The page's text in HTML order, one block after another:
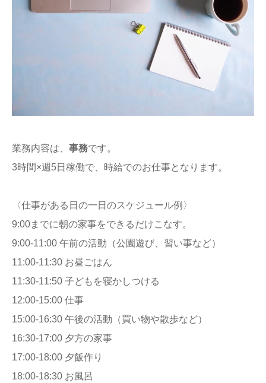
業務内容は、 事務です。
3時間×週5日稼働で、時給でのお仕事となります。
〈仕事がある日の一日のスケジュール例〉
9:00までに朝の家事をできるだけこなす。
9:00-11:00 午前の活動（公園遊び、習い事など）
11:00-11:30 お昼ごはん
11:30-11:50 子どもを寝かしつける
12:00-15:00 仕事
15:00-16:30 午後の活動（買い物や散歩など）
16:30-17:00 夕方の家事
17:00-18:00 夕飯作り
18:00-18:30 お風呂